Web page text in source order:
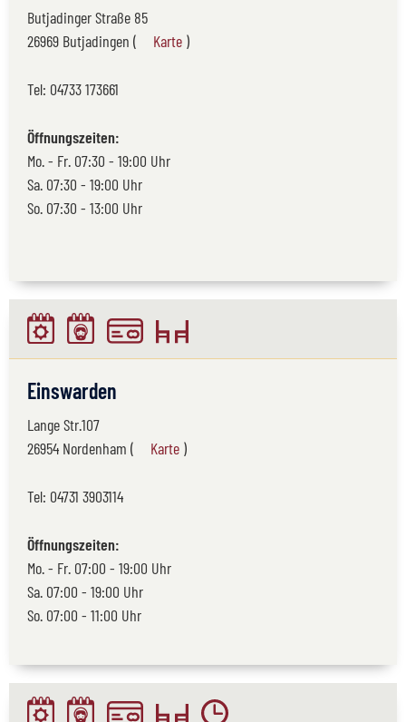
Butjadinger Straße 85
26969 Butjadingen (
Karte )
Tel: 04733 173661
Öffnungszeiten:
Mo. - Fr. 07:30 - 19:00 Uhr
Sa. 07:30 - 19:00 Uhr
So. 07:30 - 13:00 Uhr
Einswarden
Lange Str.107
26954 Nordenham (
Karte )
Tel: 04731 3903114
Öffnungszeiten:
Mo. - Fr. 07:00 - 19:00 Uhr
Sa. 07:00 - 19:00 Uhr
So. 07:00 - 11:00 Uhr